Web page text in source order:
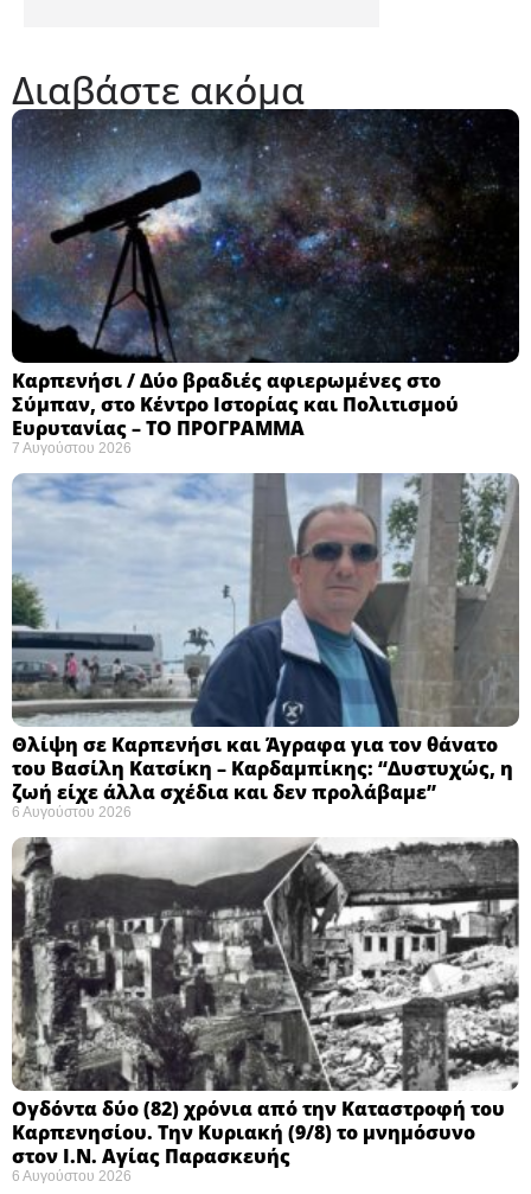
Διαβάστε ακόμα
Καρπενήσι / Δύο βραδιές αφιερωμένες στο
Σύμπαν, στο Κέντρο Ιστορίας και Πολιτισμού
Ευρυτανίας – ΤΟ ΠΡΟΓΡΑΜΜΑ
7 Αυγούστου 2026
Θλίψη σε Καρπενήσι και Άγραφα για τον θάνατο
του Βασίλη Κατσίκη – Καρδαμπίκης: “Δυστυχώς, η
ζωή είχε άλλα σχέδια και δεν προλάβαμε”
6 Αυγούστου 2026
Ογδόντα δύο (82) χρόνια από την Καταστροφή του
Καρπενησίου. Την Κυριακή (9/8) το μνημόσυνο
στον Ι.Ν. Αγίας Παρασκευής
6 Αυγούστου 2026